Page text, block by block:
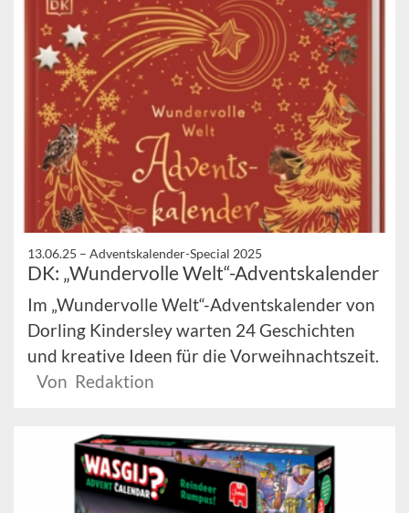
13.06.25 – Adventskalender-Special 2025
DK: „Wundervolle Welt“-Adventskalender
Im „Wundervolle Welt“-Adventskalender von
Dorling Kindersley warten 24 Geschichten
und kreative Ideen für die Vorweihnachtszeit.
Von Redaktion